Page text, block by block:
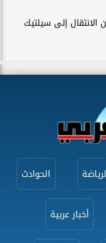
إلى سيلتيك
الحوادث
أخبار عربية